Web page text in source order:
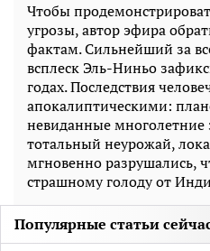
Чтобы
угрозы, автор эфира
фактам. Сильнейший за
всплеск Эль-Ниньо
годах. Последствия
апокалиптическими:
невиданные многолетние
тотальный неурожай,
мгновенно разрушались,
страшному голоду от
Популярные статьи